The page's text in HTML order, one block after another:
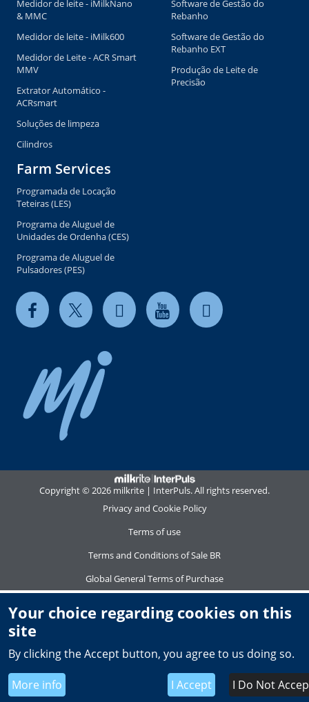
Medidor de leite - iMilkNano
& MMC
Medidor de leite - iMilk600
Medidor de Leite - ACR Smart
MMV
Extrator Automático -
ACRsmart
Soluções de limpeza
Cilindros
Software de Gestão do
Rebanho
Software de Gestão do
Rebanho EXT
Produção de Leite de
Precisão
Farm Services
Programada de Locação
Teteiras (LES)
Programa de Aluguel de
Unidades de Ordenha (CES)
Programa de Aluguel de
Pulsadores (PES)
Copyright © 2026 milkrite | InterPuls. All rights reserved.
Privacy and Cookie Policy
Terms of use
Terms and Conditions of Sale BR
Global General Terms of Purchase
Your choice regarding cookies on this
site
By clicking the Accept button, you agree to us doing so.
More info I Accept I Do Not